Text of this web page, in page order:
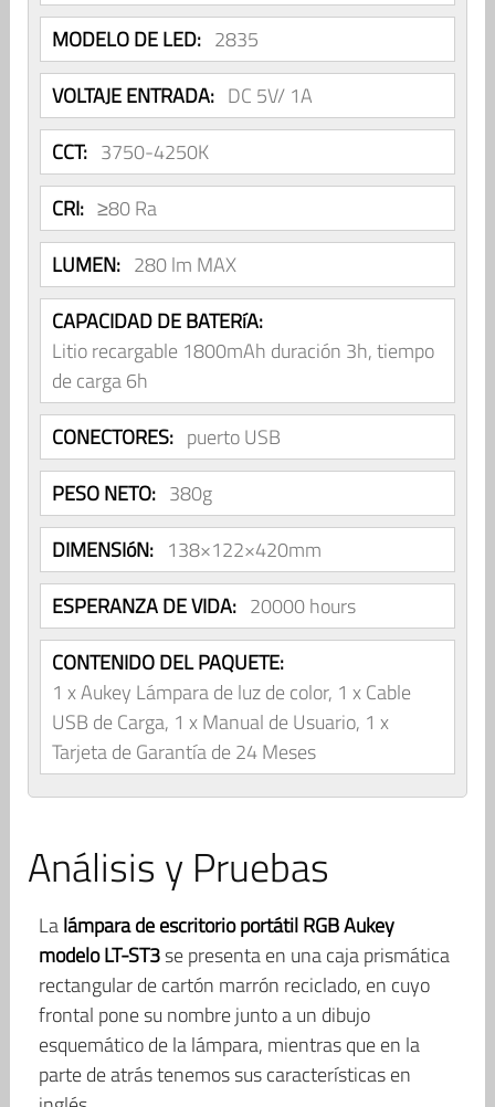
MODELO DE LED: 2835
VOLTAJE ENTRADA: DC 5V/ 1A
CCT: 3750-4250K
CRI: ≥80 Ra
LUMEN: 280 lm MAX
CAPACIDAD DE BATERíA:
Litio recargable 1800mAh duración 3h, tiempo
de carga 6h
CONECTORES: puerto USB
PESO NETO: 380g
DIMENSIóN: 138×122×420mm
ESPERANZA DE VIDA: 20000 hours
CONTENIDO DEL PAQUETE:
1 x Aukey Lámpara de luz de color, 1 x Cable
USB de Carga, 1 x Manual de Usuario, 1 x
Tarjeta de Garantía de 24 Meses
Análisis y Pruebas
Lalámpara de escritorio portátil RGB Aukey
modelo LT-ST3se presenta en una caja prismática
rectangular de cartón marrón reciclado, en cuyo
frontal pone su nombre junto a un dibujo
esquemático de la lámpara, mientras que en la
parte de atrás tenemos sus características en